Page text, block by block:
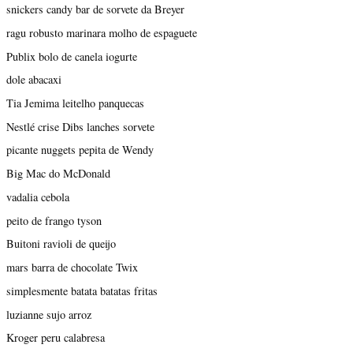
snickers candy bar de sorvete da Breyer
ragu robusto marinara molho de espaguete
Publix bolo de canela iogurte
dole abacaxi
Tia Jemima leitelho panquecas
Nestlé crise Dibs lanches sorvete
picante nuggets pepita de Wendy
Big Mac do McDonald
vadalia cebola
peito de frango tyson
Buitoni ravioli de queijo
mars barra de chocolate Twix
simplesmente batata batatas fritas
luzianne sujo arroz
Kroger peru calabresa